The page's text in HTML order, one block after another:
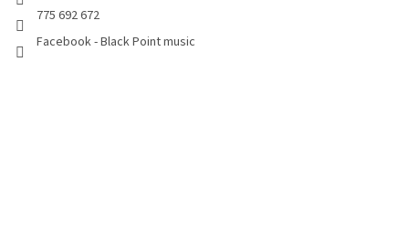
775 692 672
Facebook - Black Point music